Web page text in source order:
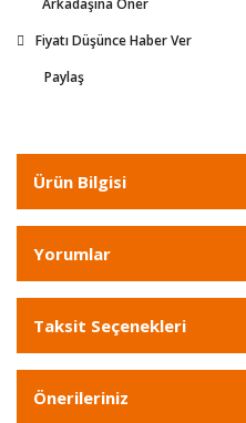
Arkadaşına Öner
Fiyatı Düşünce Haber Ver
Paylaş
Ürün Bilgisi
Yorumlar
Taksit Seçenekleri
Önerileriniz